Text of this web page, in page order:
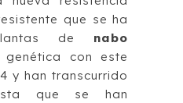
que se ha
de nabo
con este
y han transcurrido
que se han